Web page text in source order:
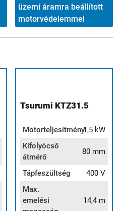
üzemi áramra beállított
motorvédelemmel
Tsurumi KTZ31.5
Motorteljesítmény1,5 kW
Kifolyócső
átmérő
80 mm
Tápfeszültség
400 V
Max.
emelési
14,4 m